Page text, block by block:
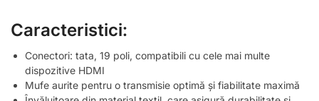
Caracteristici:
Conectori: tata, 19 poli, compatibili cu cele mai multe
dispozitive HDMI
Mufe aurite pentru o transmisie optimă și fiabilitate maximă